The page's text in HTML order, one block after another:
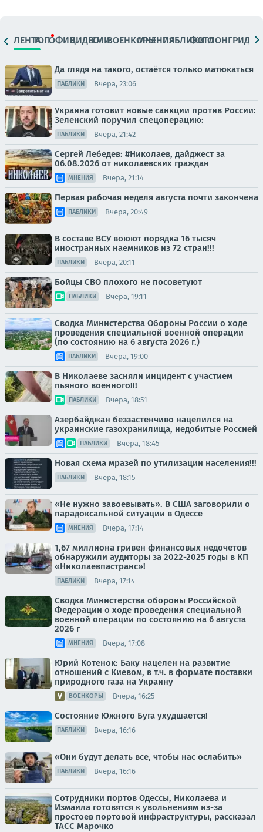
ЛЕНТАТОПОФИЦ.ВИДЕОСМИВОЕНКОРЫМНЕНИЯПАБЛИКИ
ФОТОЛОНГРИДЫ
Да глядя на такого, остаётся только матюкаться
ПАБЛИКИ Вчера, 23:06
Украина готовит новые санкции против России:
Зеленский поручил спецоперацию:
ПАБЛИКИ Вчера, 21:42
Сергей Лебедев: #Николаев, дайджест за
06.08.2026 от николаевских граждан
МНЕНИЯ Вчера, 21:14
Первая рабочая неделя августа почти закончена
ПАБЛИКИ Вчера, 20:49
В составе ВСУ воюют порядка 16 тысяч
иностранных наемников из 72 стран!!!
ПАБЛИКИ Вчера, 20:11
Бойцы СВО плохого не посоветуют
ПАБЛИКИ Вчера, 19:11
Сводка Министерства Обороны России о ходе
проведения специальной военной операции
(по состоянию на 6 августа 2026 г.)
ПАБЛИКИ Вчера, 19:00
В Николаеве засняли инцидент с участием
пьяного военного!!!
ПАБЛИКИ Вчера, 18:51
Азербайджан беззастенчиво нацелился на
украинские газохранилища, недобитые Россией
ПАБЛИКИ Вчера, 18:45
Новая схема мразей по утилизации населения!!!
ПАБЛИКИ Вчера, 18:15
«Не нужно завоевывать». В США заговорили о
парадоксальной ситуации в Одессе
МНЕНИЯ Вчера, 17:14
1,67 миллиона гривен финансовых недочетов
обнаружили аудиторы за 2022-2025 годы в КП
«Николаевпастранс»!
ПАБЛИКИ Вчера, 17:14
Сводка Министерства обороны Российской
Федерации о ходе проведения специальной
военной операции по состоянию на 6 августа
2026 г
МНЕНИЯ Вчера, 17:08
Юрий Котенок: Баку нацелен на развитие
отношений с Киевом, в т.ч. в формате поставки
природного газа на Украину
ВОЕНКОРЫ Вчера, 16:25
Состояние Южного Буга ухудшается!
ПАБЛИКИ Вчера, 16:16
«Они будут делать все, чтобы нас ослабить»
ПАБЛИКИ Вчера, 16:16
Сотрудники портов Одессы, Николаева и
Измаила готовятся к увольнениям из-за
простоев портовой инфраструктуры, рассказал
ТАСС Марочко